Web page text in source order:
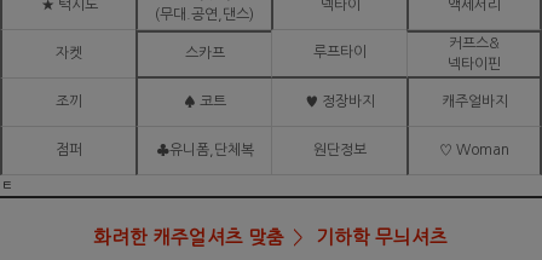
★ 턱시도
(무대.공연,댄스)
넥타이 액세서리
자켓 스카프 루프타이
커프스&
넥타이핀
조끼 ♠ 코트 ♥ 정장바지 캐주얼바지
점퍼 ♣유니폼,단체복 원단정보 ♡ Woman
ㅌ
화려한 캐주얼셔츠 맞춤 기하학 무늬셔츠